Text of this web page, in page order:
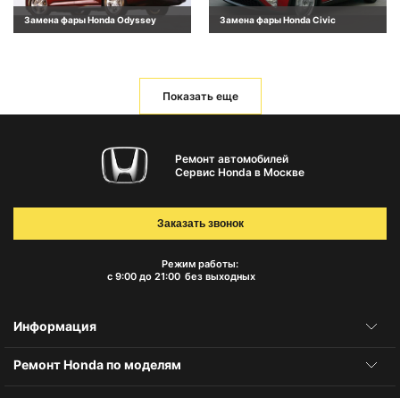
Замена фары Honda Odyssey Замена фары Honda Civic
Показать еще
Ремонт автомобилей
Сервис Honda в Москве
Режим работы:
с 9:00 до 21:00 без выходных
Заказать звонок
Информация
Ремонт Honda по моделям